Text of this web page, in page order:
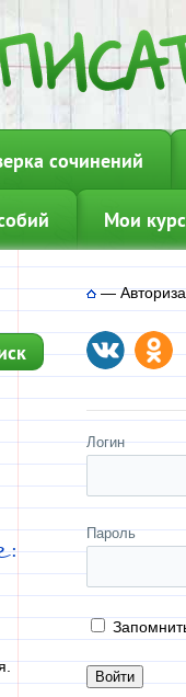
сочинений
Мои
—
Логин
Пароль